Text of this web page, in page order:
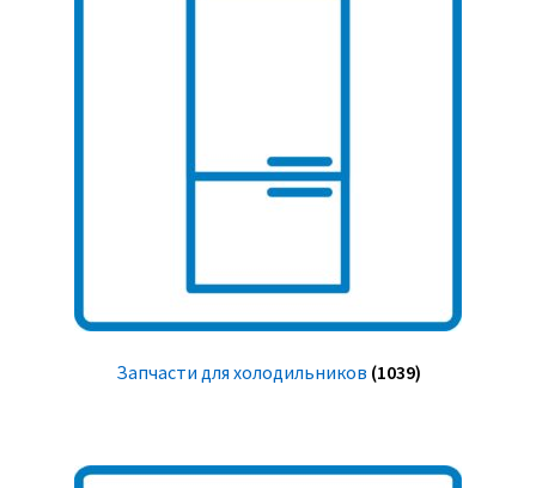
Запчасти для холодильников (1039)